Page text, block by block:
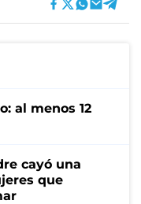
al menos 12
cayó una
que